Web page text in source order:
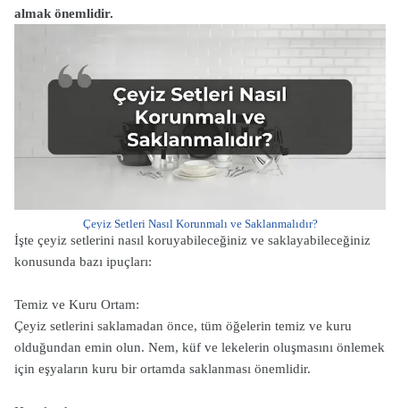
almak önemlidir.
Çeyiz Setleri Nasıl Korunmalı ve Saklanmalıdır?
İşte çeyiz setlerini nasıl koruyabileceğiniz ve saklayabileceğiniz
konusunda bazı ipuçları:
Temiz ve Kuru Ortam:
Çeyiz setlerini saklamadan önce, tüm öğelerin temiz ve kuru
olduğundan emin olun. Nem, küf ve lekelerin oluşmasını önlemek
için eşyaların kuru bir ortamda saklanması önemlidir.